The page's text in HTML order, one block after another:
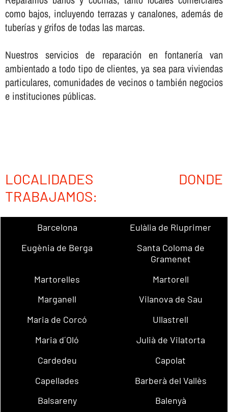
como bajos, incluyendo terrazas y canalones, además de
tuberí­as y grifos de todas las marcas.
Nuestros servicios de reparación en fontanerí­a van
ambientado a todo tipo de clientes, ya sea para viviendas
particulares, comunidades de vecinos o también negocios
e instituciones públicas.
LOCALIDADES DONDE
TRABAJAMOS:
Barcelona
Eulàlia de Riuprimer
Eugènia de Berga
Santa Coloma de
Gramenet
Martorelles
Martorell
Marganell
Vilanova de Sau
Maria de Corcó
Ullastrell
Maria d´Oló
Julià de Vilatorta
Cardedeu
Capolat
Capellades
Barberà del Vallès
Balsareny
Balenyà